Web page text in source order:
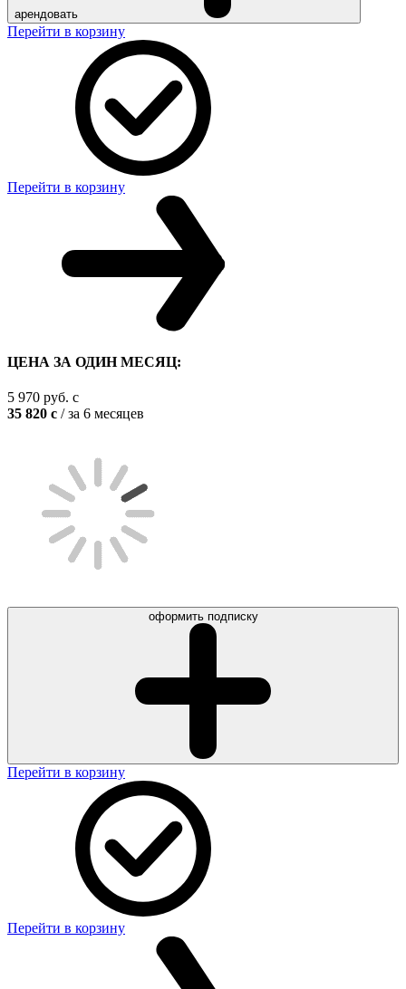
арендовать
Перейти в корзину
Перейти в корзину
ЦЕНА ЗА ОДИН МЕСЯЦ:
5 970 руб. c
35 820 c / за 6 месяцев
оформить подписку
Перейти в корзину
Перейти в корзину